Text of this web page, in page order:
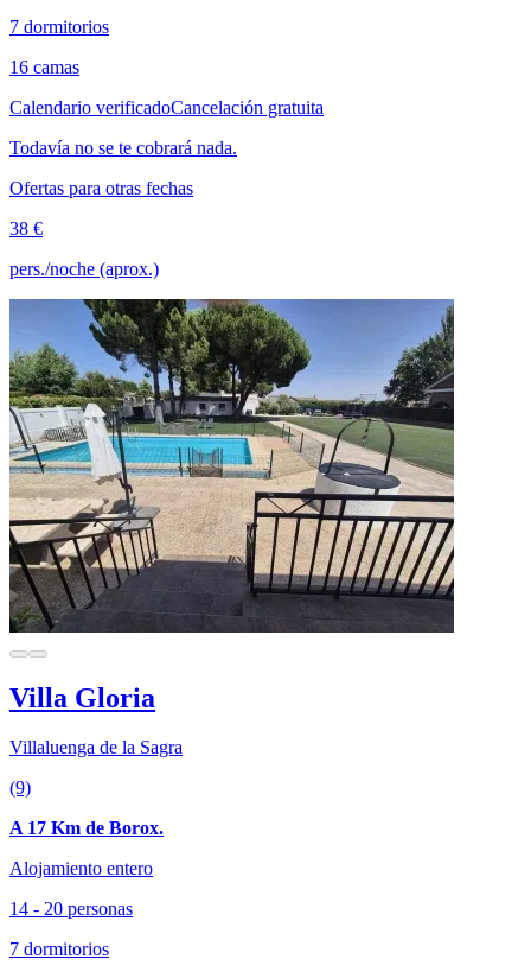
7 dormitorios
16 camas
Calendario verificadoCancelación gratuita
Todavía no se te cobrará nada.
Ofertas para otras fechas
38 €
pers./noche (aprox.)
Villa Gloria
Villaluenga de la Sagra
(9)
A 17 Km de Borox.
Alojamiento entero
14 - 20 personas
7 dormitorios